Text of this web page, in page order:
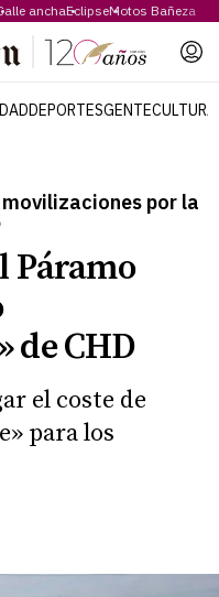
anchaEclipseMotos Bañeza
DEPORTESGENTECULTURA
por la
Páramo
de CHD
el coste de
para los